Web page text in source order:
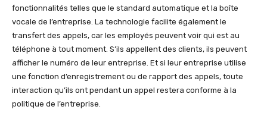
fonctionnalités telles que le standard automatique et la boîte
vocale de l’entreprise. La technologie facilite également le
transfert des appels, car les employés peuvent voir qui est au
téléphone à tout moment. S’ils appellent des clients, ils peuvent
afficher le numéro de leur entreprise. Et si leur entreprise utilise
une fonction d’enregistrement ou de rapport des appels, toute
interaction qu’ils ont pendant un appel restera conforme à la
politique de l’entreprise.